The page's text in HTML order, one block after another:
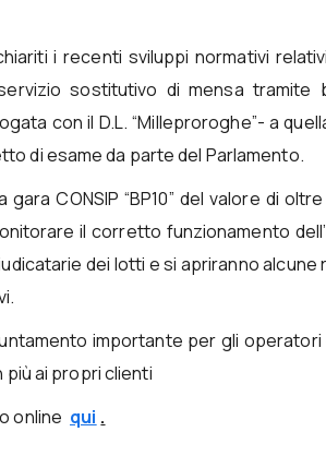
i recenti sviluppi normativi
sostitutivo di mensa tramite
con il D.L. “Milleproroghe”- a
di esame da parte del Parlamento.
CONSIP “BP10” del valore di
il corretto funzionamento
dei lotti e si apriranno alcune
importante per gli
più ai propri clienti
online qui .